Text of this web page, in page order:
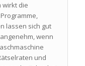
wirkt die
lassen sich gut
wenn
und